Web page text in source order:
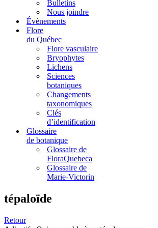
Bulletins
Nous joindre
Évènements
Flore
du Québec
Flore vasculaire
Bryophytes
Lichens
Sciences
botaniques
Changements
taxonomiques
Clés
d’identification
Glossaire
de botanique
Glossaire de
FloraQuebeca
Glossaire de
Marie-Victorin
tépaloïde
Retour